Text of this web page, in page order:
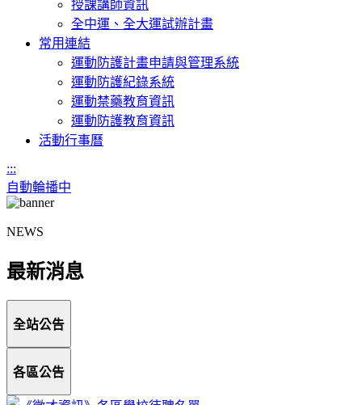
授課講師資訊
全中運、全大運試辦計畫
常用連結
運動防護計畫申請與管理系統
運動防護紀錄系統
運動禁藥教育資訊
運動防護教育資訊
活動行事曆
:::
自動輪播中
NEWS
最新消息
全站公告
各區公告